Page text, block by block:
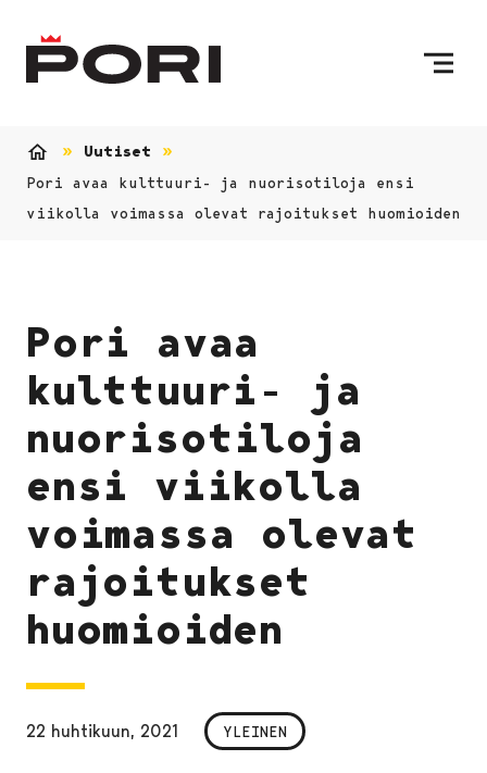
Uutiset
Pori avaa kulttuuri- ja nuorisotiloja ensi
viikolla voimassa olevat rajoitukset huomioiden
Pori avaa
kulttuuri- ja
nuorisotiloja
ensi viikolla
voimassa olevat
rajoitukset
huomioiden
22 huhtikuun, 2021 YLEINEN